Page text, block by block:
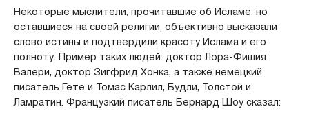
Некоторые мыслители, прочитавшие об Исламе, но
оставшиеся на своей религии, объективно высказали
слово истины и подтвердили красоту Ислама и его
полноту. Пример таких людей: доктор Лора-Фишия
Валери, доктор Зигфрид Хонка, а также немецкий
писатель Гете и Томас Карлил, Будли, Толстой и
Ламратин. Французкий писатель Бернард Шоу сказал: